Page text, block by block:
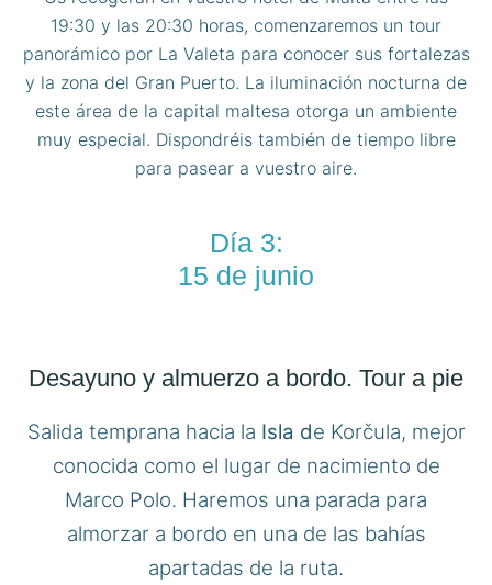
19:30 y las 20:30 horas, comenzaremos un tour
panorámico por La Valeta para conocer sus fortalezas
y la zona del Gran Puerto. La iluminación nocturna de
este área de la capital maltesa otorga un ambiente
muy especial. Dispondréis también de tiempo libre
para pasear a vuestro aire.
Día 3:
15 de junio
Desayuno y almuerzo a bordo. Tour a pie
Salida temprana hacia la Isla de Korčula, mejor
conocida como el lugar de nacimiento de
Marco Polo. Haremos una parada para
almorzar a bordo en una de las bahías
apartadas de la ruta.